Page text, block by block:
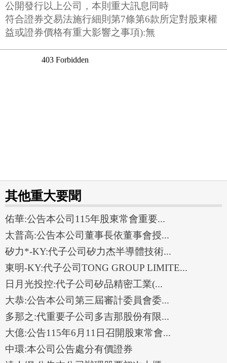
公開發行以上公司，本則重大訊息同時
符合證券交易法施行細則第7條第6款所定對股東權
益或證券價格有重大影響之事項):無
其他重大要聞
佑華:公告本公司115年股東常會重要...
太普高:公告本公司董事長依董事會授...
矽力*-KY:代子公司矽力杰半導體技術...
東明-KY:代子公司TONG GROUP LIMITE...
日月光投控:代子公司矽品精密工業(...
大恭:公告本公司第三屆審計委員會委...
多那之:代重要子公司多吉那股份有限...
大億:公告115年6月11日召開股東常會...
中環:本公司公告處分有價證券